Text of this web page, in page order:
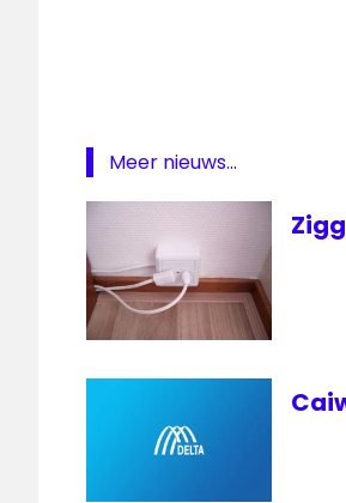
Koningsdag
TV
538
Meer nieuws...